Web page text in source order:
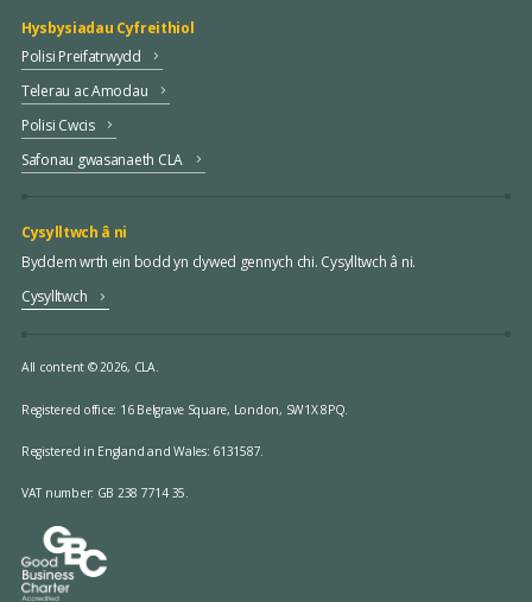
Hysbysiadau Cyfreithiol
Polisi Preifatrwydd
Telerau ac Amodau
Polisi Cwcis
Safonau gwasanaeth CLA
Cysylltwch â ni
Byddem wrth ein bodd yn clywed gennych chi. Cysylltwch â ni.
Cysylltwch
All content © 2026, CLA.
Registered office: 16 Belgrave Square, London, SW1X 8PQ.
Registered in England and Wales: 6131587.
VAT number: GB 238 7714 35.